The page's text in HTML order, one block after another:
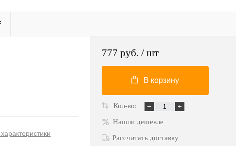
777 руб. / шт
В корзину
Кол-во:
Нашли дешевле
Рассчитать доставку